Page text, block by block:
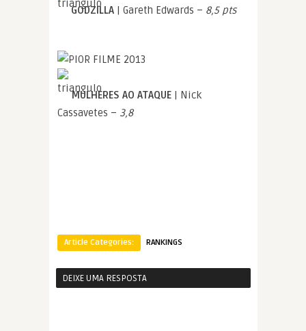
GODZILLA | Gareth Edwards – 8,5 pts
MULHERES AO ATAQUE | Nick
Cassavetes – 3,8
Article Categories: RANKINGS
DEIXE UMA RESPOSTA